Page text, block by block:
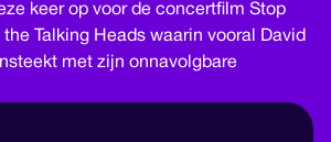
keer op voor de concertfilm Stop
the Talking Heads waarin vooral David
met zijn onnavolgbare